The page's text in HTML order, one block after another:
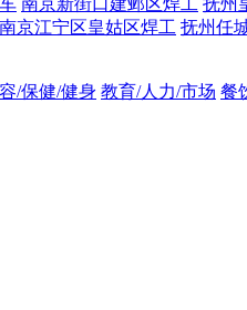
南京新街口建邺区焊工 抚州
南京江宁区皇姑区焊工 抚州任
/保健/健身 教育/人力/市场 餐